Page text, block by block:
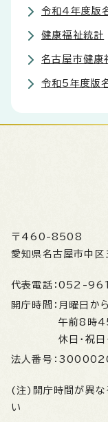
令和4年度版
健康福祉統計
名古屋市健康
令和5年度版
〒460-8508
愛知県名古屋市中
代表電話： 052-
開庁時間： 月曜日か
午前8時
休日・祝日
法人番号：
(注)開庁時間が異な
い